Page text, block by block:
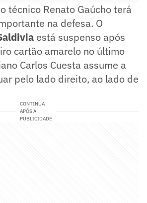
técnico Renato Gaúcho terá
na defesa. O
está suspenso após
cartão amarelo no último
Carlos Cuesta assume a
pelo lado direito, ao lado de
CONTINUA
APÓS A
PUBLICIDADE